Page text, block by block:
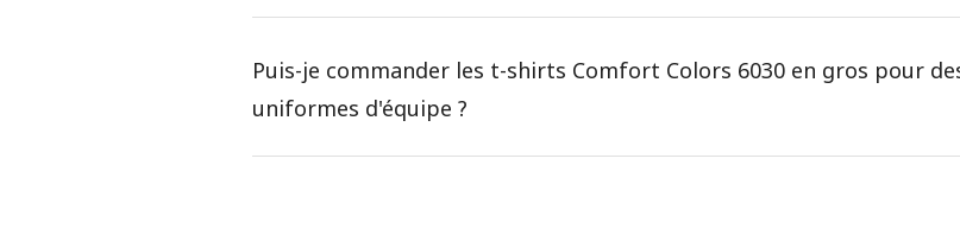
Puis-je commander les t-shirts Comfort Colors 6030 en gros pour
uniformes d'équipe ?